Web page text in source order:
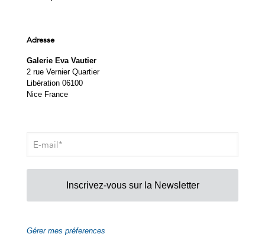
Adresse
Galerie Eva Vautier
2 rue Vernier Quartier
Libération 06100
Nice France
Inscrivez-vous sur la Newsletter
Gérer mes préferences